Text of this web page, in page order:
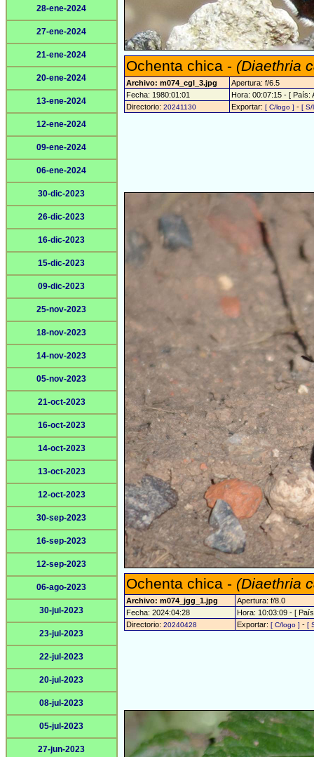
28-ene-2024
27-ene-2024
21-ene-2024
20-ene-2024
13-ene-2024
12-ene-2024
09-ene-2024
06-ene-2024
30-dic-2023
26-dic-2023
16-dic-2023
15-dic-2023
09-dic-2023
25-nov-2023
18-nov-2023
14-nov-2023
05-nov-2023
21-oct-2023
16-oct-2023
14-oct-2023
13-oct-2023
12-oct-2023
30-sep-2023
16-sep-2023
12-sep-2023
06-ago-2023
30-jul-2023
23-jul-2023
22-jul-2023
20-jul-2023
08-jul-2023
05-jul-2023
27-jun-2023
Ochenta chica - (Diaethria
Archivo: m074_cgl_3.jpg
Apertura: f/6.5
Fecha: 1980:01:01
Hora: 00:07:15 - [ País:
Directorio: 20241130 Exportar: [ C/logo ] - [ S/
Ochenta chica - (Diaethria
Archivo: m074_jgg_1.jpg
Apertura: f/8.0
Fecha: 2024:04:28
Hora: 10:03:09 - [
Directorio: 20240428 Exportar: [ C/logo ] - [